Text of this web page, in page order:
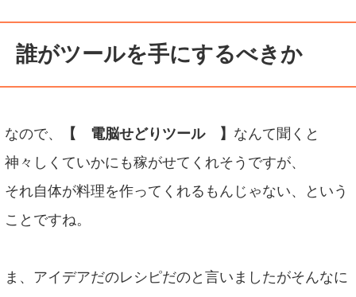
誰がツールを手にするべきか
なので、 【 電脳せどりツール 】 なんて聞くと
神々しくていかにも稼がせてくれそうですが、
それ自体が料理を作ってくれるもんじゃない、という
ことですね。
ま、アイデアだのレシピだのと言いましたがそんなに